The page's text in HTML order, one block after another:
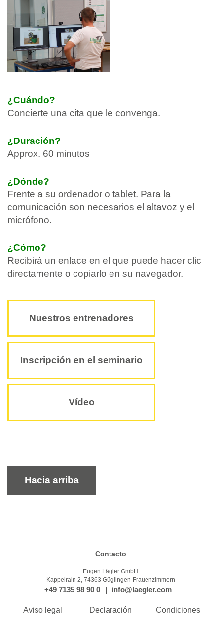
¿Cuándo?
Concierte una cita que le convenga.
¿Duración?
Approx. 60 minutos
¿Dónde?
Frente a su ordenador o tablet. Para la
comunicación son necesarios el altavoz y el
micrófono.
¿Cómo?
Recibirá un enlace en el que puede hacer clic
directamente o copiarlo en su navegador.
Nuestros entrenadores
Inscripción en el seminario
Vídeo
Hacia arriba
Contacto
Eugen Lägler GmbH
Kappelrain 2, 74363 Güglingen-Frauenzimmern
+49 7135 98 90 0 info@laegler.com
Aviso legal
Declaración
Condiciones